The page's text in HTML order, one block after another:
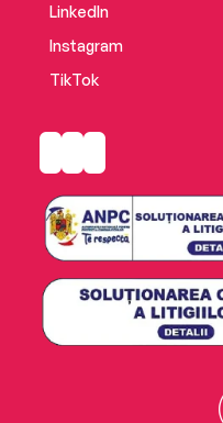
LinkedIn
Instagram
TikTok